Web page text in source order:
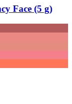
Face (5 g)